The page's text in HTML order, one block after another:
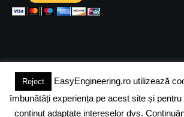
(c) 2024 - FineEngineeringMagazine. All
DESPRE NOI ADVERTISING JOBS
Reject
EasyEngineering.ro utilizează
îmbunătăți experiența pe acest site și
conținut adaptate intereselor dvs.